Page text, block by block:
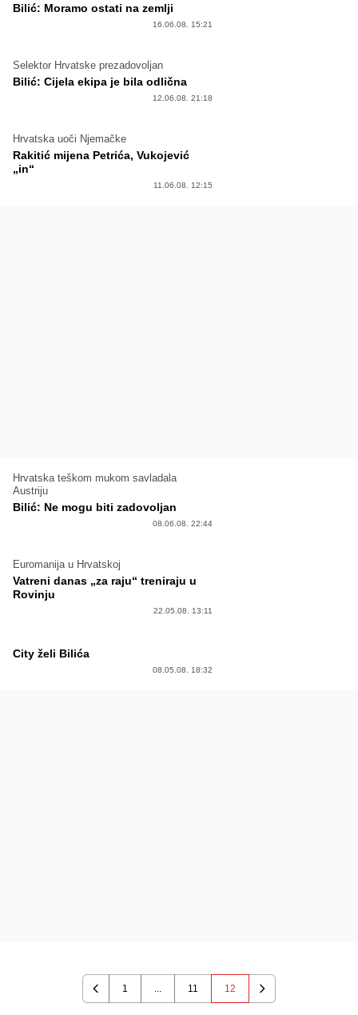
Bilić: Moramo ostati na zemlji
16.06.08. 15:21
Selektor Hrvatske prezadovoljan
Bilić: Cijela ekipa je bila odlična
12.06.08. 21:18
Hrvatska uoči Njemačke
Rakitić mijena Petrića, Vukojević
„in“
11.06.08. 12:15
Hrvatska teškom mukom savladala
Austriju
Bilić: Ne mogu biti zadovoljan
08.06.08. 22:44
Euromanija u Hrvatskoj
Vatreni danas „za raju“ treniraju u
Rovinju
22.05.08. 13:11
City želi Bilića
08.05.08. 18:32
Previous
1 11 12
Next